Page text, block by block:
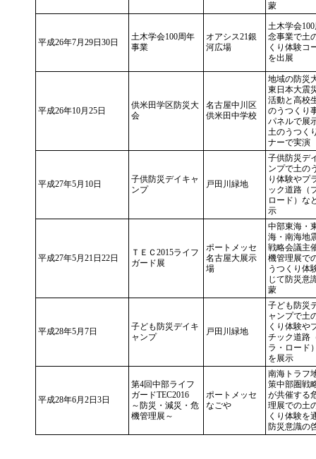
蒙
平成26年7月29日30日
土木学会100周年
事業
オアシス21銀
河広場
土木学会
念事業で土
くり体験コ
を出展
平成26年10月25日
供米田学区防災大
会
名古屋中川区
供米田中学校
地域の防災
東日本大震
活動と高校
のうつくり
パネルで展
土のうつく
ナーで実演
平成27年5月10日
子供防災デイキャ
ンプ
戸田川緑地
子供防災デ
ンプで土の
り体験やプ
ック道路（
ロード）な
示
平成27年5月21日22日
ＴＥＣ2015ライフ
ガード展
ポートメッセ
名古屋大展示
場
中部東海・
海・南海地
戦略会議主
機管理展で
うつくり体
じて防災意
蒙
平成28年5月7日
子ども防災デイキ
ャンプ
戸田川緑地
子ども防災
ャンプで土
くり体験や
チック道路
ラ・ロード
を展示
平成28年6月2日3日
第4回中部ライフ
ガードTEC2016
～防災・減災・危
機管理展～
ポートメッセ
なごや
南海トラフ
策中部圏戦
が共催する
理展での土
くり体験を
防災意識の